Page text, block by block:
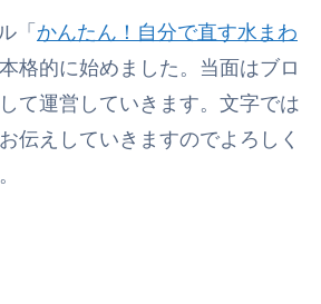
「 かんたん！自分で直す水まわ
格的に始めました。当面はブロ
て運営していきます。文字では
伝えしていきますのでよろしく